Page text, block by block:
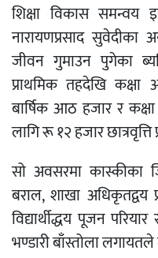
शिक्षा विकास समन्वय
नारायणप्रसाद सुवेदीका
जीवन गुमाउन पुगेका
प्राथमिक तहदेखि कक्षा
बार्षिक आठ हजार र
लागि रू १२ हजार छात्रवृत्ति
सो अवसरमा कास्कीका
बराल, शाखा अधिकृतद्वय
विद्यार्थीद्धय पूजन
भण्डारी बाँस्तोला